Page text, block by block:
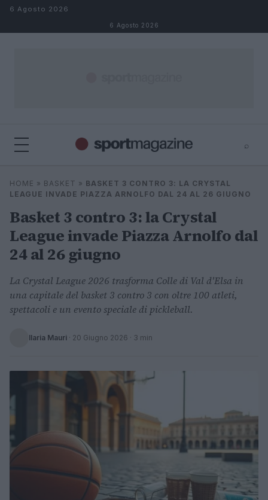
Salta al contenuto
6 Agosto 2026
6 Agosto 2026
⌕
Cerca
HOME » BASKET » BASKET 3 CONTRO 3: LA CRYSTAL
LEAGUE INVADE PIAZZA ARNOLFO DAL 24 AL 26 GIUGNO
Basket 3 contro 3: la Crystal
League invade Piazza Arnolfo dal
24 al 26 giugno
La Crystal League 2026 trasforma Colle di Val d'Elsa in
una capitale del basket 3 contro 3 con oltre 100 atleti,
spettacoli e un evento speciale di pickleball.
Ilaria Mauri · 20 Giugno 2026 · 3 min